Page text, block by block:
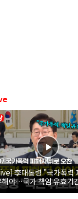
李대통령 "국가폭력
해야…국가 책임 유효기
국가폭력 피해자 위로